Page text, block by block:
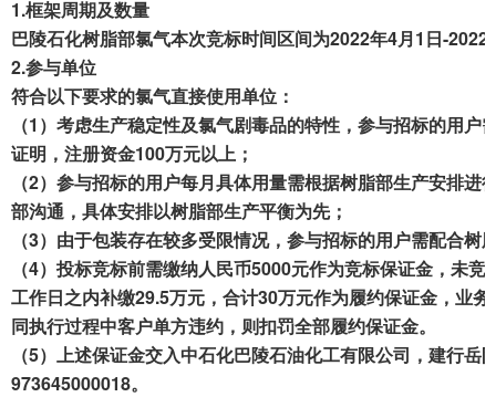
聚循环
废钢行情
帮助中心
1.框架周期及数量
巴陵石化树脂部氯气本次竞标时间区间为2022年4月1 日-2022
2.参与单位
符合以下要求的氯气直接使用单位：
（1）考虑生产稳定性及氯气剧毒品的特性，参与招标的用
证明，注册资金100万元以上；
（2）参与招标的用户每月具体用量需根据树脂部生产安排
部沟通，具体安排以树脂部生产平衡为先；
（3）由于包装存在较多受限情况，参与招标的用户需配合
（4）投标竞标前需缴纳人民币5000元作为竞标保证金，未
工作日之内补缴29.5万元，合计30万元作为履约保证金，业
同执行过程中客户单方违约，则扣罚全部履约保证金。
（5）上述保证金交入中石化巴陵石油化工有限公司 ，建行岳
973645000018。